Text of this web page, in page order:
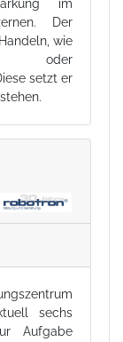
im
Der
wie
oder
setzt er
sechs
Aufgabe